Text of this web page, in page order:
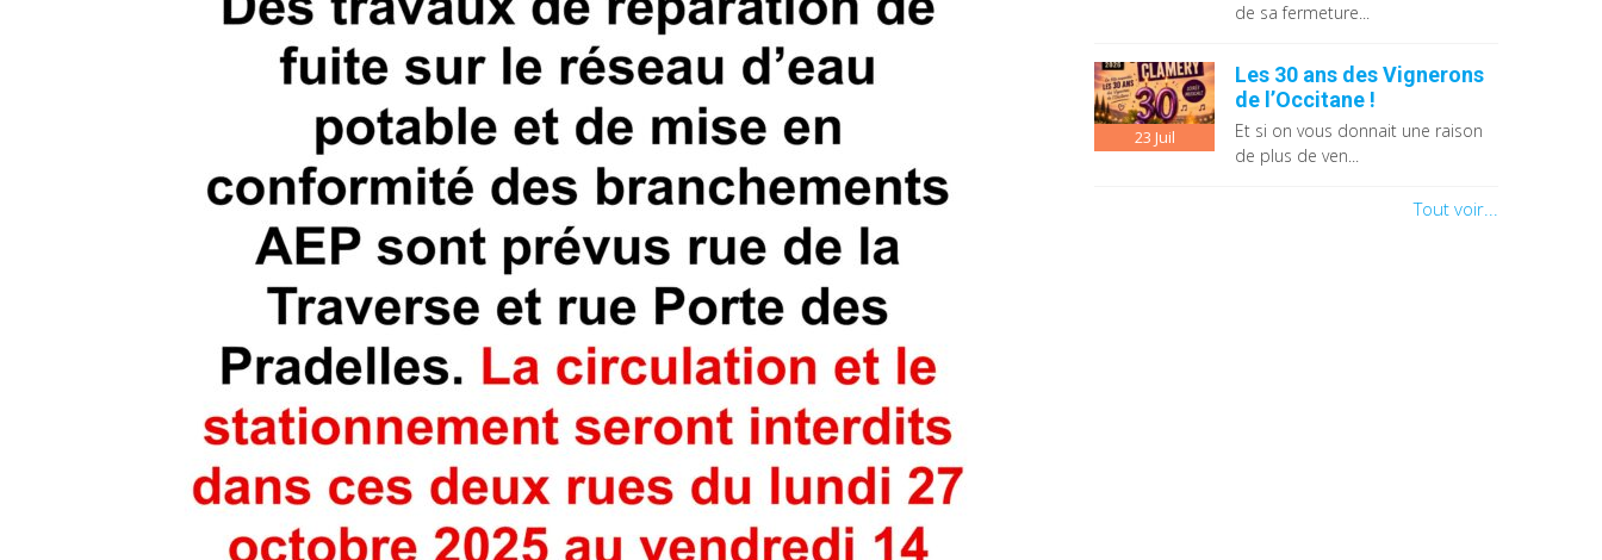
de sa fermeture...
23 Juil
Les 30 ans des Vignerons
de l’Occitane !
Et si on vous donnait une raison
de plus de ven...
Tout voir...